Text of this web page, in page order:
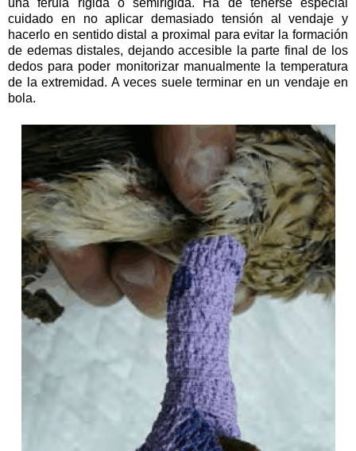
una férula rígida o semirígida. Ha de tenerse especial
cuidado en no aplicar demasiado tensión al vendaje y
hacerlo en sentido distal a proximal para evitar la formación
de edemas distales, dejando accesible la parte final de los
dedos para poder monitorizar manualmente la temperatura
de la extremidad. A veces suele terminar en un vendaje en
bola.